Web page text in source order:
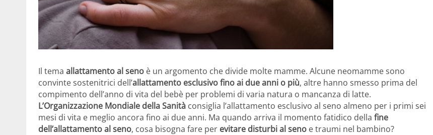
Il tema allattamento al seno è un argomento che divide molte mamme. Alcune neomamme sono
convinte sostenitrici dell’allattamento esclusivo fino ai due anni o più, altre hanno smesso prima del
compimento dell’anno di vita del bebè per problemi di varia natura o mancanza di latte.
L’Organizzazione Mondiale della Sanità consiglia l’allattamento esclusivo al seno almeno per i primi sei
mesi di vita e meglio ancora fino ai due anni. Ma quando arriva il momento fatidico della fine
dell’allattamento al seno, cosa bisogna fare per evitare disturbi al seno e traumi nel bambino?